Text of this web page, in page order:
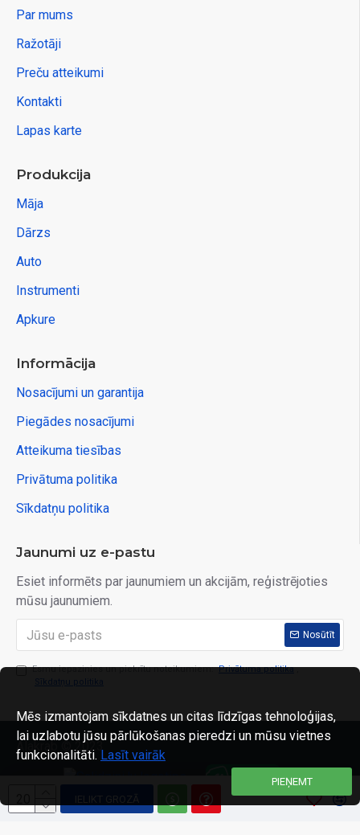
IELIKT GROZĀ
Par mums
Ražotāji
Preču atteikumi
Kontakti
Lapas karte
Produkcija
Māja
Dārzs
Auto
Instrumenti
Apkure
Informācija
Nosacījumi un garantija
Piegādes nosacījumi
Atteikuma tiesības
Privātuma politika
Sīkdatņu politika
Jaunumi uz e-pastu
Esiet informēts par jaunumiem un akcijām, reģistrējoties
mūsu jaunumiem.
Nosūtīt
Esmu iepazinies un piekrītu noteikumiem: Privātuma politika ,
Sīkdatņu politika
Alakrab © 2023
PIEŅEMT
Mēs izmantojam sīkdatnes un citas līdzīgas tehnoloģijas,
lai uzlabotu jūsu pārlūkošanas pieredzi un mūsu vietnes
funkcionalitāti. Lasīt vairāk